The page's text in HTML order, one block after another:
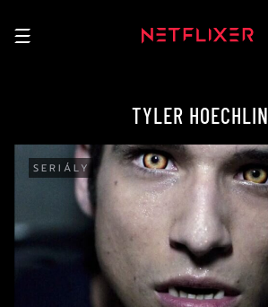
TYLER HOECHLIN
SERIÁLY